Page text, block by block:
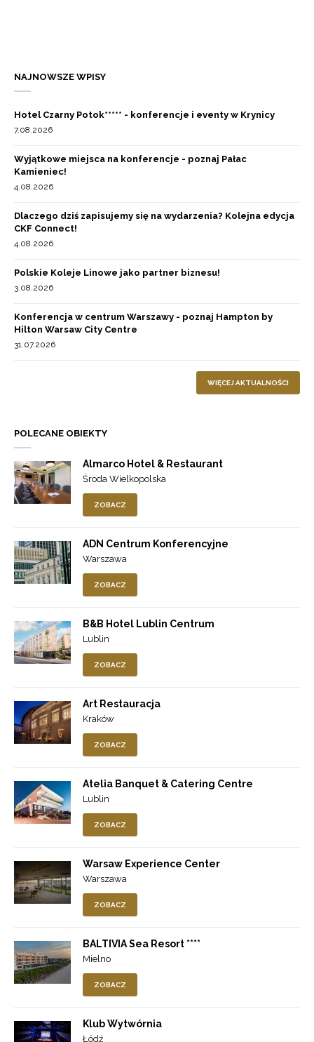
NAJNOWSZE WPISY
Hotel Czarny Potok***** - konferencje i eventy w Krynicy
7.08.2026
Wyjątkowe miejsca na konferencje - poznaj Pałac
Kamieniec!
4.08.2026
Dlaczego dziś zapisujemy się na wydarzenia? Kolejna edycja
CKF Connect!
4.08.2026
Polskie Koleje Linowe jako partner biznesu!
3.08.2026
Konferencja w centrum Warszawy - poznaj Hampton by
Hilton Warsaw City Centre
31.07.2026
WIĘCEJ AKTUALNOŚCI
POLECANE OBIEKTY
Almarco Hotel & Restaurant
Środa Wielkopolska
ZOBACZ
ADN Centrum Konferencyjne
Warszawa
ZOBACZ
B&B Hotel Lublin Centrum
Lublin
ZOBACZ
Art Restauracja
Kraków
ZOBACZ
Atelia Banquet & Catering Centre
Lublin
ZOBACZ
Warsaw Experience Center
Warszawa
ZOBACZ
BALTIVIA Sea Resort ****
Mielno
ZOBACZ
Klub Wytwórnia
Łódź